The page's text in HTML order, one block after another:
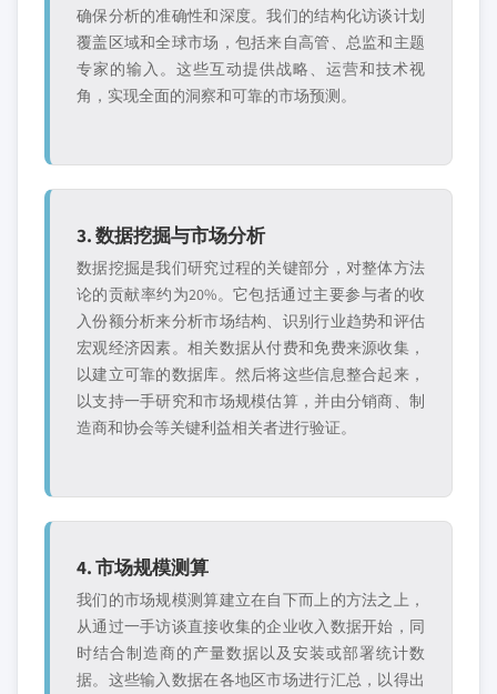
确保分析的准确性和深度。我们的结构化访谈计划
覆盖区域和全球市场，包括来自高管、总监和主题
专家的输入。这些互动提供战略、运营和技术视
角，实现全面的洞察和可靠的市场预测。
3. 数据挖掘与市场分析
数据挖掘是我们研究过程的关键部分，对整体方法
论的贡献率约为20%。它包括通过主要参与者的收
入份额分析来分析市场结构、识别行业趋势和评估
宏观经济因素。相关数据从付费和免费来源收集，
以建立可靠的数据库。然后将这些信息整合起来，
以支持一手研究和市场规模估算，并由分销商、制
造商和协会等关键利益相关者进行验证。
4. 市场规模测算
我们的市场规模测算建立在自下而上的方法之上，
从通过一手访谈直接收集的企业收入数据开始，同
时结合制造商的产量数据以及安装或部署统计数
据。这些输入数据在各地区市场进行汇总，以得出